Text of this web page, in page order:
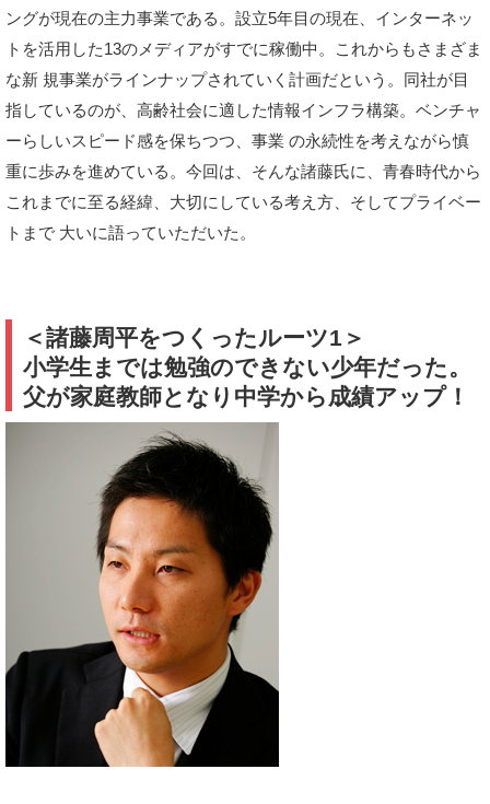
ングが現在の主力事業である。設立5年目の現在、インターネッ
トを活用した13のメディアがすでに稼働中。これからもさまざま
な新 規事業がラインナップされていく計画だという。同社が目
指しているのが、高齢社会に適した情報インフラ構築。ベンチャ
ーらしいスピード感を保ちつつ、事業 の永続性を考えながら慎
重に歩みを進めている。今回は、そんな諸藤氏に、青春時代から
これまでに至る経緯、大切にしている考え方、そしてプライベー
トまで 大いに語っていただいた。
＜諸藤周平をつくったルーツ1＞
小学生までは勉強のできない少年だった。
父が家庭教師となり中学から成績アップ！